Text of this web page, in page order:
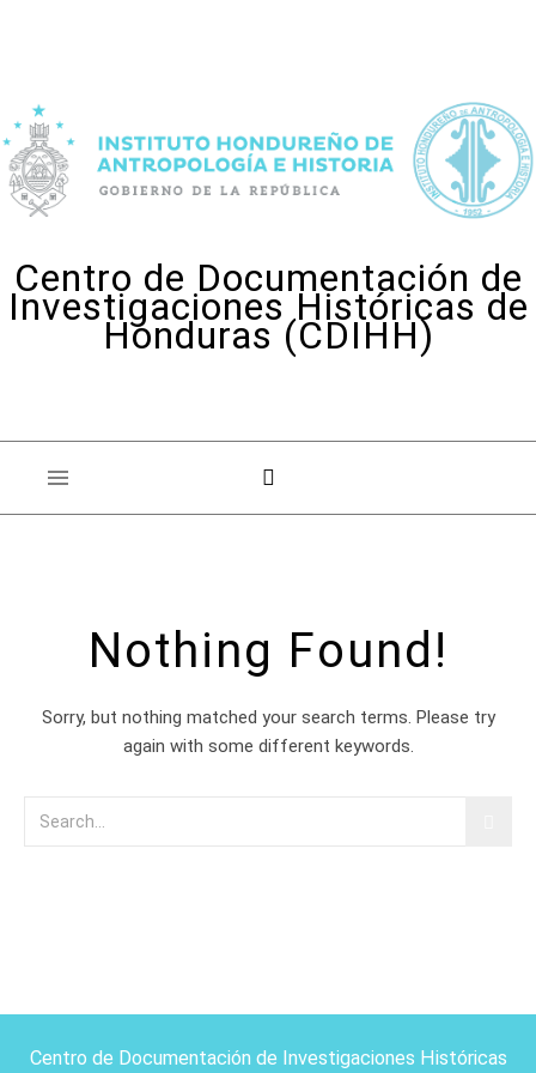
Centro de Documentación de
Investigaciones Históricas de
Honduras (CDIHH)
Nothing Found!
Sorry, but nothing matched your search terms. Please try
again with some different keywords.
Centro de Documentación de Investigaciones Históricas